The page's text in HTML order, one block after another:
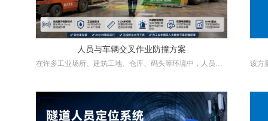
人员与车辆交叉作业防撞方案
在许多工业场所、建筑工地、仓库、码头等环境中，人员和
提出一套基于高精度无线脉冲测距技术的智能防撞方案，旨
在实现“人车分离难实现，但碰撞可避免”的目标。
该方